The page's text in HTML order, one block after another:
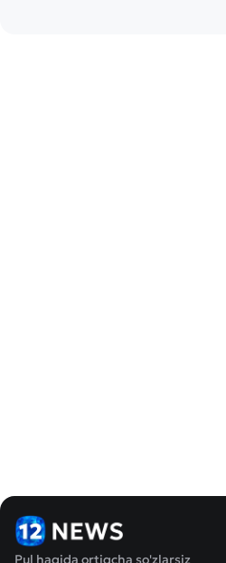
Pul haqida ortiqcha so'zlarsiz